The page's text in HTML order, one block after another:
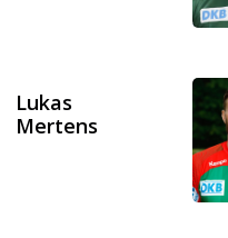
Lukas
Mertens